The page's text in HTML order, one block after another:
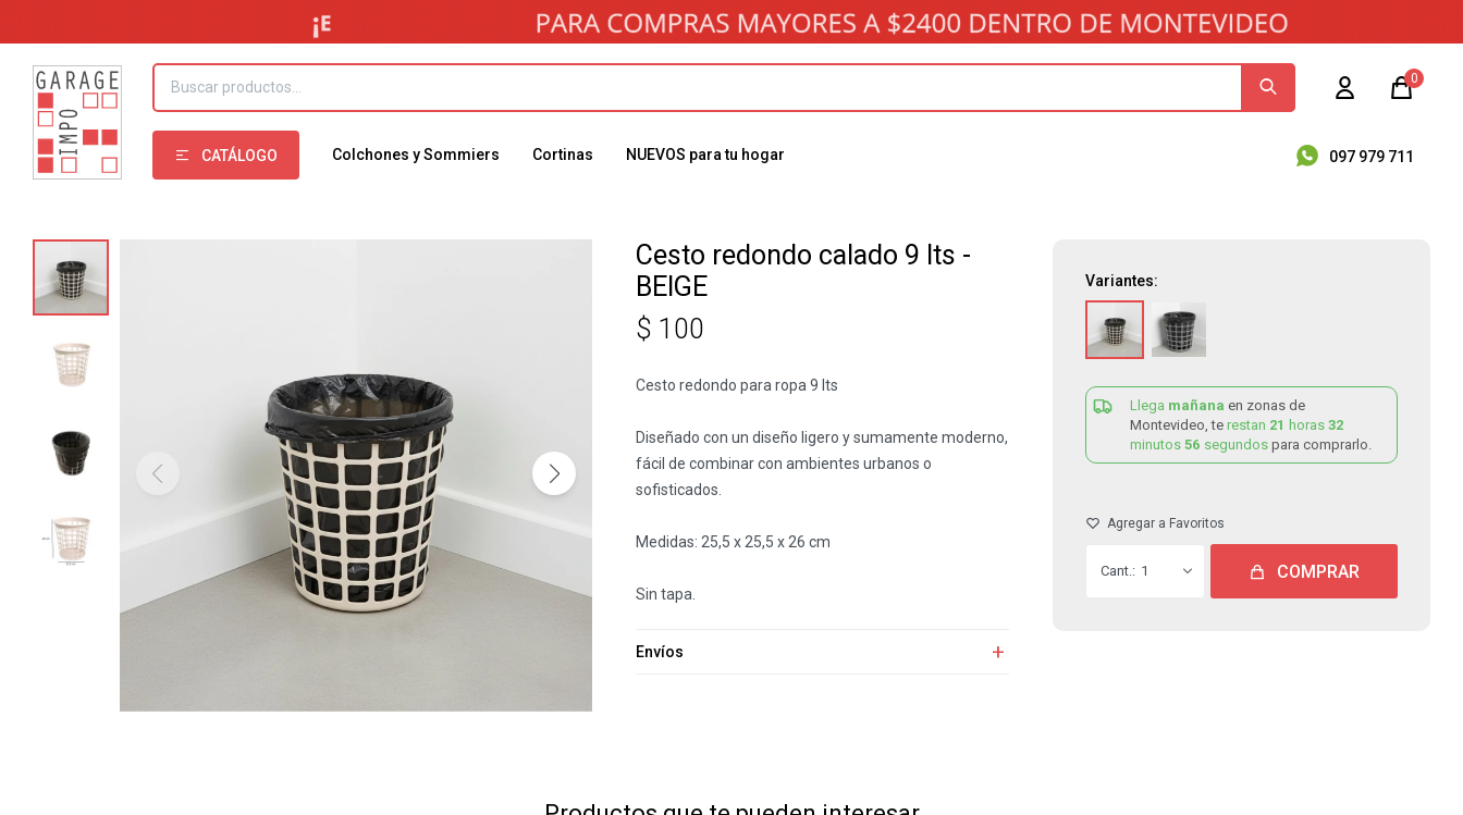
CATÁLOGO Colchones y Sommiers Cortinas NUEVOS para tu hogar 097 979 711
0
Cesto redondo calado 9 lts -
BEIGE
$ 100
Cesto redondo para ropa 9 lts
Diseñado con un diseño ligero y sumamente moderno,
fácil de combinar con ambientes urbanos o
sofisticados.
Medidas: 25,5 x 25,5 x 26 cm
Sin tapa.
Envíos
Variantes:
Llega mañana en zonas de
Montevideo, te restan 21 horas 32
minutos 56 segundos para comprarlo.
1 COMPRAR